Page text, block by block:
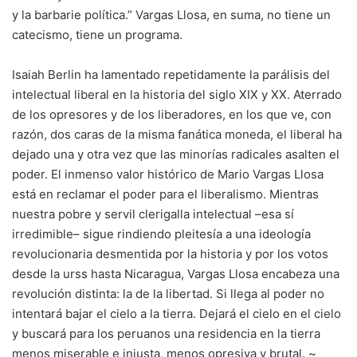
y la barbarie política.” Vargas Llosa, en suma, no tiene un
catecismo, tiene un programa.
Isaiah Berlin ha lamentado repetidamente la parálisis del
intelectual liberal en la historia del siglo XIX y XX. Aterrado
de los opresores y de los liberadores, en los que ve, con
razón, dos caras de la misma fanática moneda, el liberal ha
dejado una y otra vez que las minorías radicales asalten el
poder. El inmenso valor histórico de Mario Vargas Llosa
está en reclamar el poder para el liberalismo. Mientras
nuestra pobre y servil clerigalla intelectual –esa sí
irredimible– sigue rindiendo pleitesía a una ideología
revolucionaria desmentida por la historia y por los votos
desde la urss hasta Nicaragua, Vargas Llosa encabeza una
revolución distinta: la de la libertad. Si llega al poder no
intentará bajar el cielo a la tierra. Dejará el cielo en el cielo
y buscará para los peruanos una residencia en la tierra
menos miserable e injusta, menos opresiva y brutal. ~